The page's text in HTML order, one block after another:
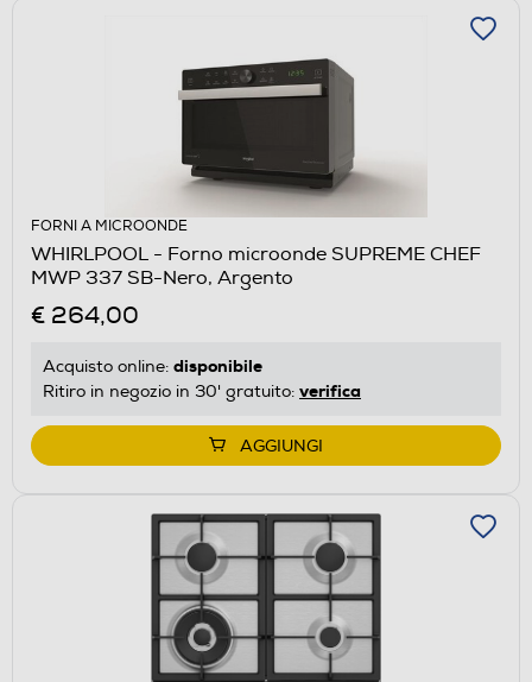
FORNI A MICROONDE
WHIRLPOOL - Forno microonde SUPREME CHEF
MWP 337 SB-Nero, Argento
€ 264,00
Acquisto online: disponibile
Ritiro in negozio in 30' gratuito: verifica
AGGIUNGI